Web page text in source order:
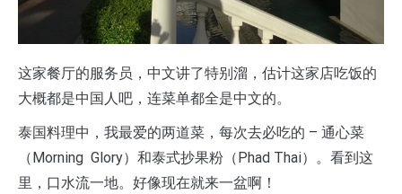
这家餐厅的服务员，中文讲了特别溜，估计这家店吃饭的
大概都是中国人吧，连菜单都全是中文的。
泰国料理中，我最爱的两道菜，每次去必吃的 – 通心菜
（Morning Glory）和泰式抄果粉（Phad Thai）。看到这
里，口水流一地。好像现在就来一盆啊！